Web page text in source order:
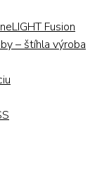
Fusion
– štíhla výroba